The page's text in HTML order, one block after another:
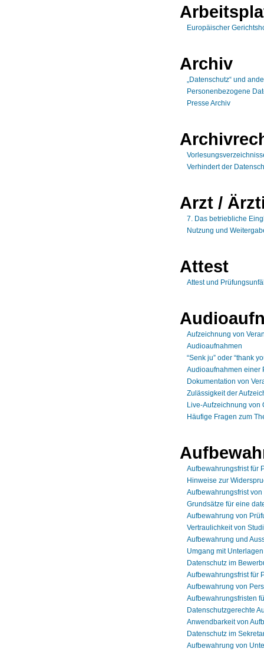
Europäischer
Archiv
„Datenschutz“ und
Personenbezogene
Presse Archiv
Verhindert der
Arzt /
7. Das betriebliche
Nutzung und
Attest
Attest und
Aufzeichnung von
Audioaufnahmen
“Senk ju” oder “thank
Audioaufnahmen einer
Dokumentation von
Zulässigkeit der
Live-Aufzeichnung von
Häufige Fragen zum
Aufbewahrungsfrist für
Hinweise zur
Aufbewahrungsfrist
Grundsätze für eine
Aufbewahrung von
Vertraulichkeit von
Aufbewahrung und
Umgang mit
Datenschutz im
Aufbewahrungsfrist für
Aufbewahrung von
Aufbewahrungsfristen
Datenschutzgerechte
Anwendbarkeit von
Datenschutz im
Aufbewahrung von